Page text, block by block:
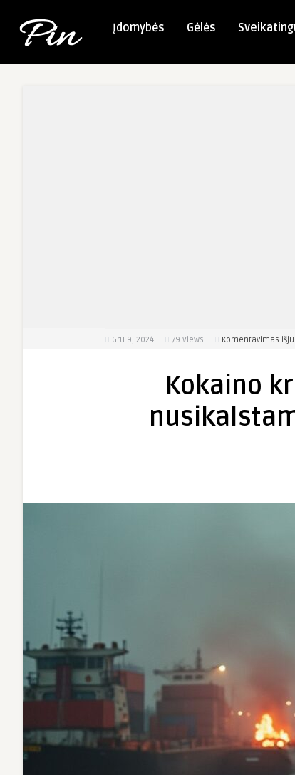
Įdomybės Gėlės
Gru 9, 2024 79 Views Komentavimas
Kokaino